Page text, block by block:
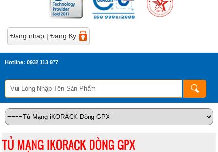
Đăng nhập | Đăng Ký
Hotline: 0932 113 977
TỦ MẠNG IKORACK DÒNG GPX